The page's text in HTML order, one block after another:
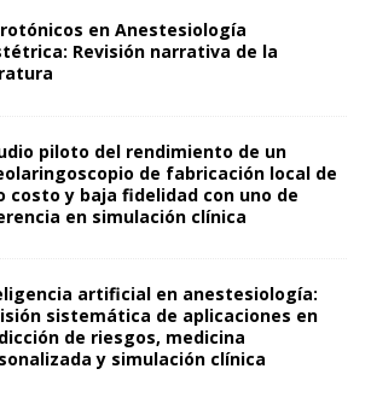
en Anestesiología
Revisión narrativa de la
piloto del rendimiento de un
de fabricación local de
costo y baja fidelidad con uno de
en simulación clínica
artificial en anestesiología:
sistemática de aplicaciones en
de riesgos, medicina
y simulación clínica